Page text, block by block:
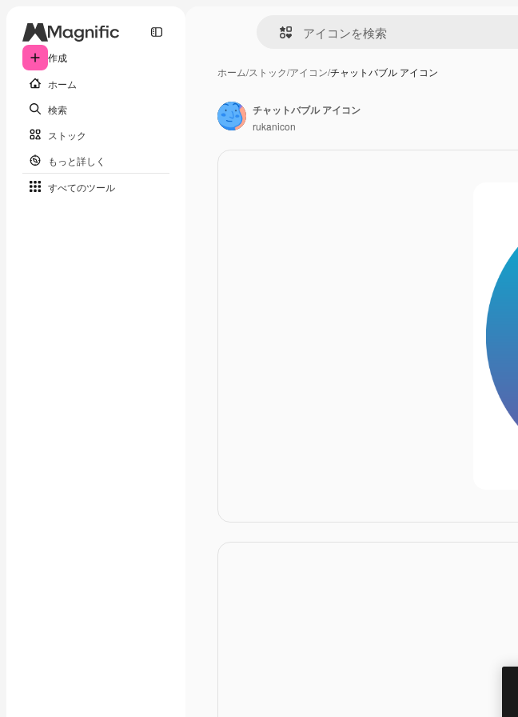
作成
ホーム
検索
ストック
もっと詳しく
すべてのツール
ホーム/ストック/アイコン/チャットバブル アイコン
チャットバブル アイコン
rukanicon